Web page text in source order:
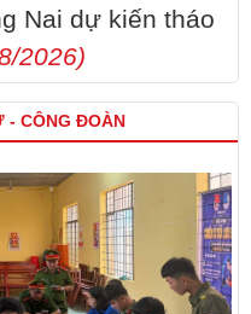
Nai dự kiến tháo
2026)
- CÔNG ĐOÀN